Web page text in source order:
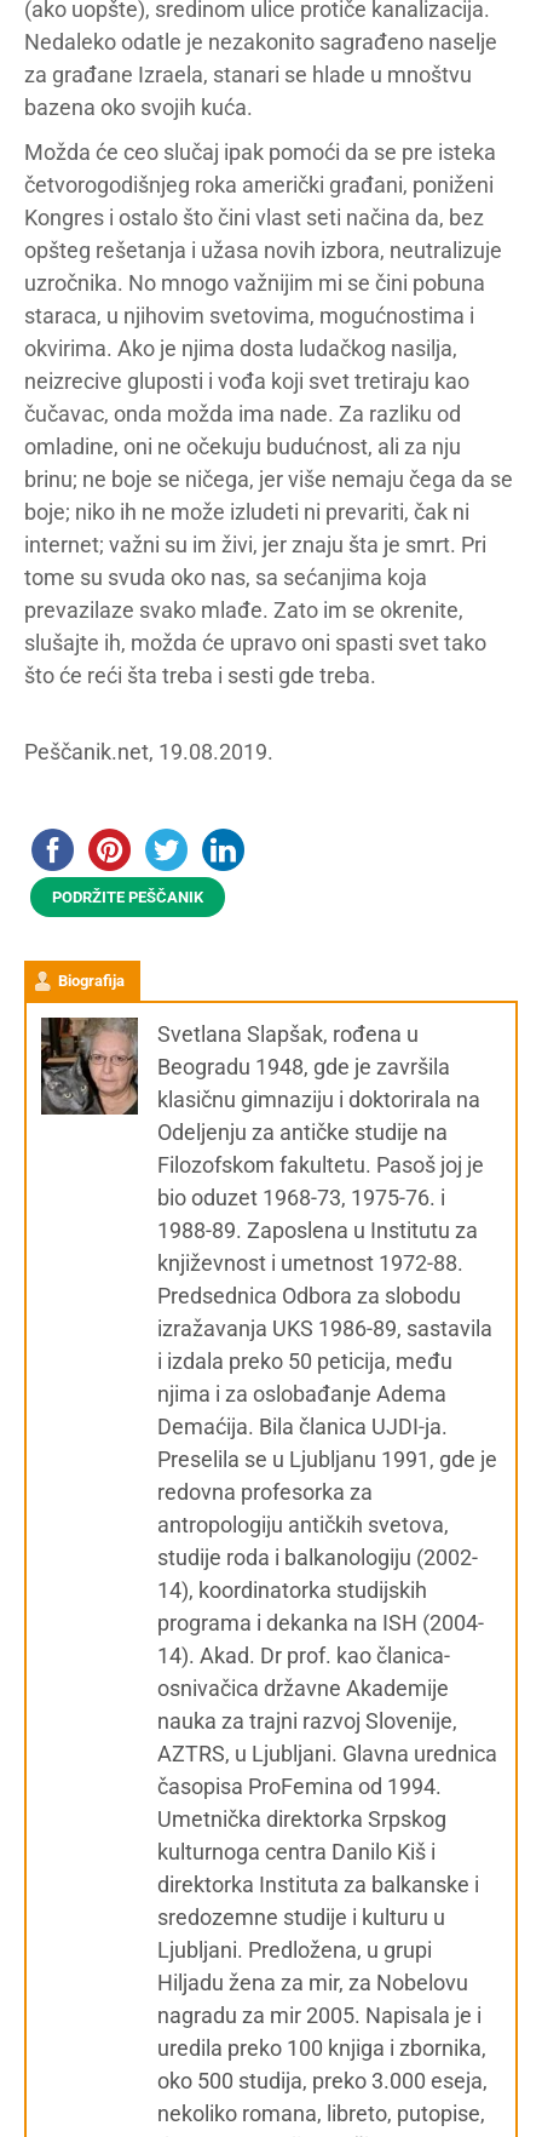
(ako uopšte), sredinom ulice protiče kanalizacija.
Nedaleko odatle je nezakonito sagrađeno naselje
za građane Izraela, stanari se hlade u mnoštvu
bazena oko svojih kuća.
Možda će ceo slučaj ipak pomoći da se pre isteka
četvorogodišnjeg roka američki građani, poniženi
Kongres i ostalo što čini vlast seti načina da, bez
opšteg rešetanja i užasa novih izbora, neutralizuje
uzročnika. No mnogo važnijim mi se čini pobuna
staraca, u njihovim svetovima, mogućnostima i
okvirima. Ako je njima dosta ludačkog nasilja,
neizrecive gluposti i vođa koji svet tretiraju kao
čučavac, onda možda ima nade. Za razliku od
omladine, oni ne očekuju budućnost, ali za nju
brinu; ne boje se ničega, jer više nemaju čega da se
boje; niko ih ne može izludeti ni prevariti, čak ni
internet; važni su im živi, jer znaju šta je smrt. Pri
tome su svuda oko nas, sa sećanjima koja
prevazilaze svako mlađe. Zato im se okrenite,
slušajte ih, možda će upravo oni spasti svet tako
što će reći šta treba i sesti gde treba.
Peščanik.net, 19.08.2019.
PODRŽITE PEŠČANIK
Biografija
Svetlana Slapšak, rođena u
Beogradu 1948, gde je završila
klasičnu gimnaziju i doktorirala na
Odeljenju za antičke studije na
Filozofskom fakultetu. Pasoš joj je
bio oduzet 1968-73, 1975-76. i
1988-89. Zaposlena u Institutu za
književnost i umetnost 1972-88.
Predsednica Odbora za slobodu
izražavanja UKS 1986-89, sastavila
i izdala preko 50 peticija, među
njima i za oslobađanje Adema
Demaćija. Bila članica UJDI-ja.
Preselila se u Ljubljanu 1991, gde je
redovna profesorka za
antropologiju antičkih svetova,
studije roda i balkanologiju (2002-
14), koordinatorka studijskih
programa i dekanka na ISH (2004-
14). Akad. Dr prof. kao članica-
osnivačica državne Akademije
nauka za trajni razvoj Slovenije,
AZTRS, u Ljubljani. Glavna urednica
časopisa ProFemina od 1994.
Umetnička direktorka Srpskog
kulturnoga centra Danilo Kiš i
direktorka Instituta za balkanske i
sredozemne studije i kulturu u
Ljubljani. Predložena, u grupi
Hiljadu žena za mir, za Nobelovu
nagradu za mir 2005. Napisala je i
uredila preko 100 knjiga i zbornika,
oko 500 studija, preko 3.000 eseja,
nekoliko romana, libreto, putopise,